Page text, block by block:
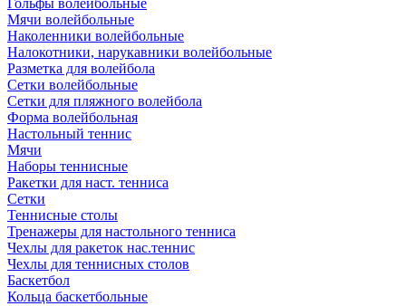
Гольфы волейбольные
Мячи волейбольные
Наколенники волейбольные
Налокотники, нарукавники волейбольные
Разметка для волейбола
Сетки волейбольные
Сетки для пляжного волейбола
Форма волейбольная
Настольный теннис
Мячи
Наборы теннисные
Ракетки для наст. тенниса
Сетки
Теннисные столы
Тренажеры для настольного тенниса
Чехлы для ракеток нас.теннис
Чехлы для теннисных столов
Баскетбол
Кольца баскетбольные